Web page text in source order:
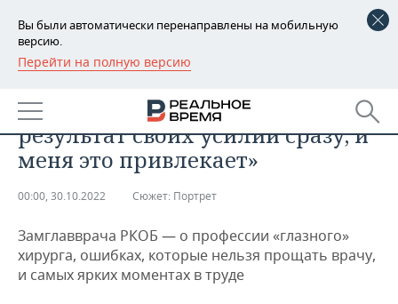
Вы были автоматически перенаправлены на мобильную
версию.
Перейти на полную версию
РЕГИОНЫ
БАШКОРТОСТАН
ТАТАРСТАН
НОВОСТИ
АНАЛИТИКА
ДЕКЛАРАЦИИ О ДОХОДАХ
КОРОЛИ ГОСЗАКАЗА ПФО
НОВОСТИ ЭКОНОМИКИ
ФИНАНСЫ
ПРОМЫШЛЕННОСТЬ
НОВОСТИ
ПРОМЫШЛЕННОСТИ
НЕДВИЖИМОСТЬ
Елена Жиденко: «Хирург видит
результат своих усилий сразу, и
меня это привлекает»
00:00, 30.10.2022 Сюжет: Портрет
Замглавврача РКОБ — о профессии «глазного»
хирурга, ошибках, которые нельзя прощать врачу,
и самых ярких моментах в труде